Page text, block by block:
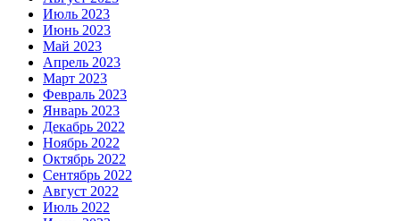
Июль 2023
Июнь 2023
Май 2023
Апрель 2023
Март 2023
Февраль 2023
Январь 2023
Декабрь 2022
Ноябрь 2022
Октябрь 2022
Сентябрь 2022
Август 2022
Июль 2022